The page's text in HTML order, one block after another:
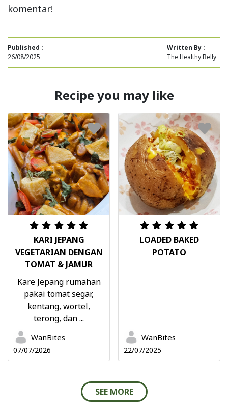
komentar!
Published :
26/08/2025
Written By :
The Healthy Belly
Recipe you may like
KARI JEPANG
VEGETARIAN DENGAN
TOMAT & JAMUR
Kare Jepang rumahan
pakai tomat segar,
kentang, wortel,
terong, dan ...
WanBites
07/07/2026
LOADED BAKED
POTATO
WanBites
22/07/2025
SEE MORE